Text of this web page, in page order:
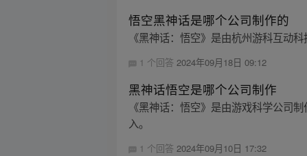
悟空黑神话是哪个公司制作的
《黑神话：悟空》是由杭州游科互动科
1 个回答2024年09月18日 09:12
黑神话悟空是哪个公司制作
《黑神话：悟空》是由游戏科学公司
入。
1 个回答2024年09月10日 17:32